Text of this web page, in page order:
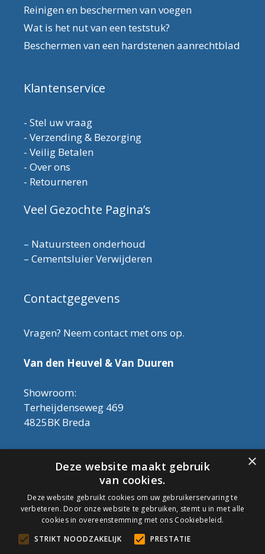
Reinigen en beschermen van voegen
Wat is het nut van een teststuk?
Beschermen van een hardstenen aanrechtblad
Klantenservice
- Stel uw vraag
- Verzending & Bezorging
- Veilig Betalen
- Over ons
- Retourneren
Veel Gezochte Pagina’s
– Natuursteen onderhoud
– Cementsluier Verwijderen
Contactgegevens
Vragen? Neem contact met ons op.
Van den Heuvel & Van Duuren
Showroom:
Terheijdenseweg 469
4825BK Breda
Let op! Onderhoudsproducten zijn nu af te
halen in de showroom. Er kan alleen met
contant geld betaald worden, dus geen pin.
Tel: 076-3030554
Email: info@onderhoudshop.nl
KVK: 59667419
×
Deze website maakt gebruik
van cookies.
Deze website gebruikt cookies om uw gebruikerservaring te
verbeteren. Door onze website te gebruiken, stemt u in met alle
cookies in overeenstemming met ons Cookiebeleid.
STRIKT NOODZAKELIJK
PRESTATIE